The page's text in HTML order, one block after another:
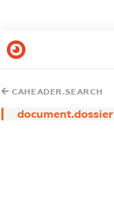
CAHEADER.SEARCH
document.dossier